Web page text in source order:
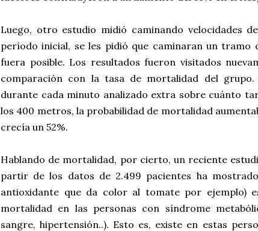
Luego, otro estudio midió caminando velocidades
período inicial, se les pidió que caminaran un
fuera posible. Los resultados fueron visitados
comparación con la tasa de mortalidad del
durante cada minuto analizado extra sobre cuánto
los 400 metros, la probabilidad de mortalidad
crecía un 52%.
Hablando de mortalidad, por cierto, un reciente
partir de los datos de 2.499 pacientes ha
antioxidante que da color al tomate por ejemplo)
mortalidad en las personas con síndrome
sangre, hipertensión..). Esto es, existe en estas